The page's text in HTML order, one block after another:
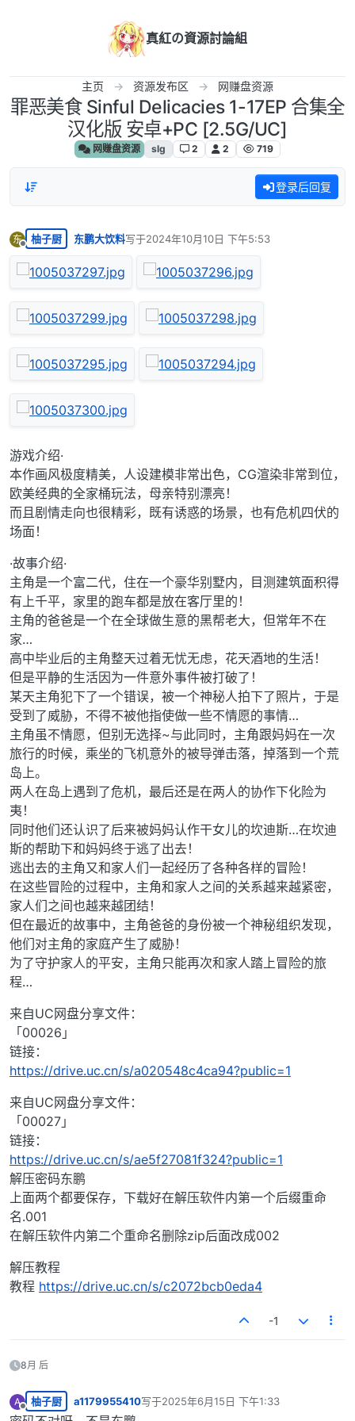
真紅の資源討論組
主页 资源发布区 网赚盘资源
罪恶美食 Sinful Delicacies 1-17EP 合集全
汉化版 安卓+PC [2.5G/UC]
网赚盘资源 slg 2 2 719
登录后回复
东
离线
柚子厨 东鹏大饮料写于2024年10月10日 下午5:53
最后由 编辑
游戏介绍·
本作画风极度精美，人设建模非常出色，CG渲染非常到位，
欧美经典的全家桶玩法，母亲特别漂亮！
而且剧情走向也很精彩，既有诱惑的场景，也有危机四伏的
场面！
·故事介绍·
主角是一个富二代，住在一个豪华别墅内，目测建筑面积得
有上千平，家里的跑车都是放在客厅里的！
主角的爸爸是一个在全球做生意的黑帮老大，但常年不在
家…
高中毕业后的主角整天过着无忧无虑，花天酒地的生活！
但是平静的生活因为一件意外事件被打破了！
某天主角犯下了一个错误，被一个神秘人拍下了照片，于是
受到了威胁，不得不被他指使做一些不情愿的事情…
主角虽不情愿，但别无选择~与此同时，主角跟妈妈在一次
旅行的时候，乘坐的飞机意外的被导弹击落，掉落到一个荒
岛上。
两人在岛上遇到了危机，最后还是在两人的协作下化险为
夷！
同时他们还认识了后来被妈妈认作干女儿的坎迪斯…在坎迪
斯的帮助下和妈妈终于逃了出去！
逃出去的主角又和家人们一起经历了各种各样的冒险！
在这些冒险的过程中，主角和家人之间的关系越来越紧密，
家人们之间也越来越团结！
但在最近的故事中，主角爸爸的身份被一个神秘组织发现，
他们对主角的家庭产生了威胁！
为了守护家人的平安，主角只能再次和家人踏上冒险的旅
程…
来自UC网盘分享文件：
「00026」
链接：
https://drive.uc.cn/s/a020548c4ca94?public=1
来自UC网盘分享文件：
「00027」
链接：
https://drive.uc.cn/s/ae5f27081f324?public=1
解压密码东鹏
上面两个都要保存，下载好在解压软件内第一个后缀重命
名.001
在解压软件内第二个重命名删除zip后面改成002
解压教程
教程 https://drive.uc.cn/s/c2072bcb0eda4
-1
8月 后
A
离线
柚子厨 a1179955410写于2025年6月15日 下午1:33
最后由 编辑